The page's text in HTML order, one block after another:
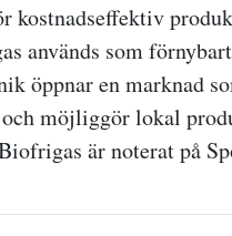
kostnadseffektiv
används som
öppnar en marknad
möjliggör lokal
är noterat på